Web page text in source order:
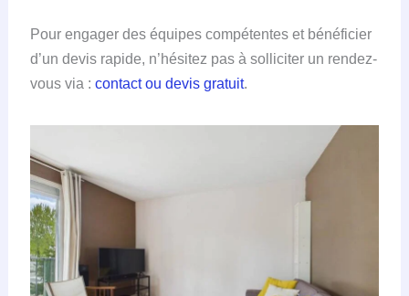
Pour engager des équipes compétentes et bénéficier
d’un devis rapide, n’hésitez pas à solliciter un rendez-
vous via : contact ou devis gratuit.